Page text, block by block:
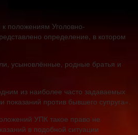
к положениям Уголовно-
определение, в котором
усыновлённые, родные братья и
из наиболее часто задаваемых
против бывшего супруга».
УПК такое право не
в подобной ситуации